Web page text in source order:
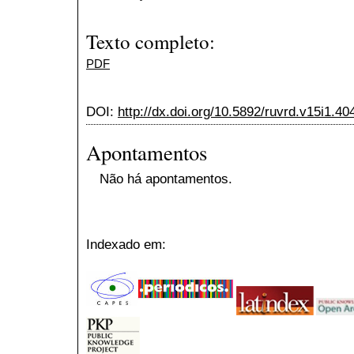
Texto completo:
PDF
DOI: http://dx.doi.org/10.5892/
Apontamentos
Não há apontamentos.
Indexado em: